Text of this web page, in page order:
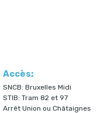
Accès:
SNCB: Bruxelles Midi
STIB: Tram 82 et 97
Arrêt Union ou Châtaignes